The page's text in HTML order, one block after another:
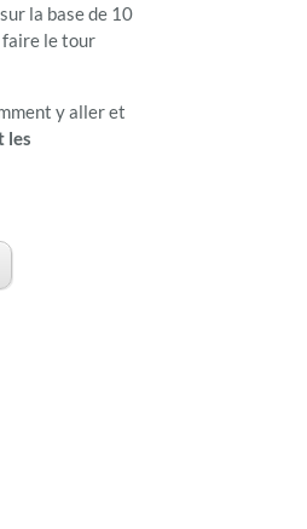
la base de 10
faire le tour
y aller et
les